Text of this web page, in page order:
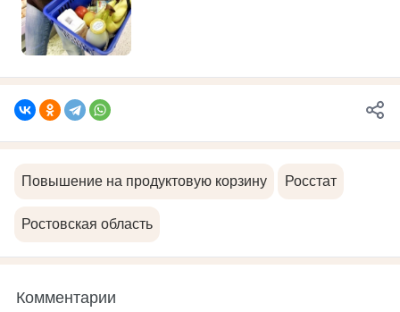
Повышение на продуктовую корзину Росстат
Ростовская область
Комментарии